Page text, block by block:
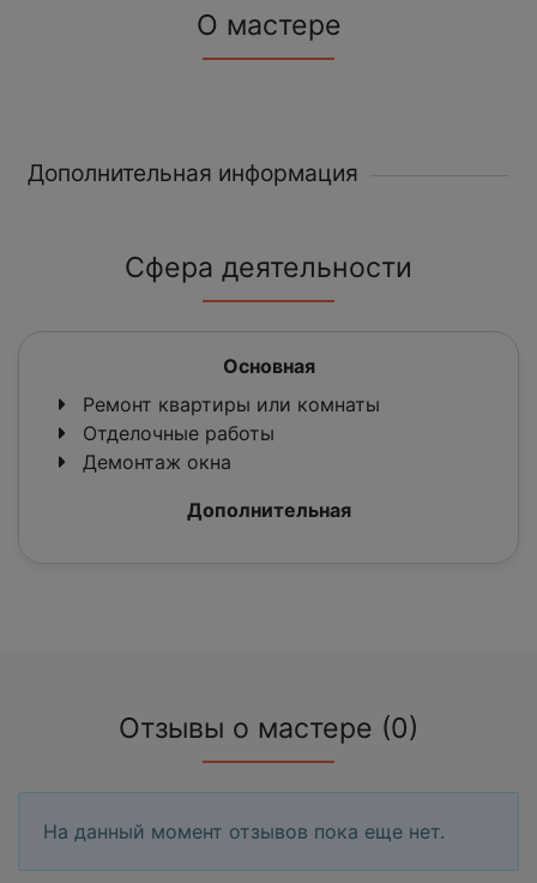
О мастере
Дополнительная информация
Сфера деятельности
Основная
Ремонт квартиры или комнаты
Отделочные работы
Демонтаж окна
Дополнительная
Отзывы о мастере (0)
На данный момент отзывов пока еще нет.